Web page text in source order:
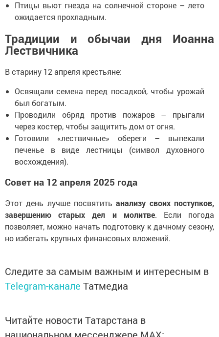
Птицы вьют гнезда на солнечной стороне – лето
ожидается прохладным.
Традиции и обычаи дня Иоанна
Лествичника
В старину 12 апреля крестьяне:
Освящали семена перед посадкой, чтобы урожай
был богатым.
Проводили обряд против пожаров – прыгали
через костер, чтобы защитить дом от огня.
Готовили «лествичные» обереги – выпекали
печенье в виде лестницы (символ духовного
восхождения).
Совет на 12 апреля 2025 года
Этот день лучше посвятитьанализу своих поступков,
завершению старых дел и молитве. Если погода
позволяет, можно начать подготовку к дачному сезону,
но избегать крупных финансовых вложений.
Следите за самым важным и интересным в
Telegram-канале Татмедиа
Читайте новости Татарстана в